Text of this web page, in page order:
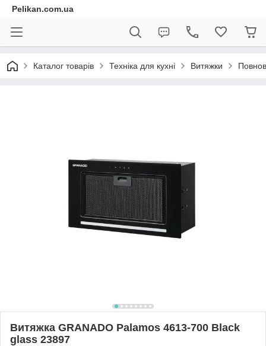
Pelikan.com.ua
Каталог товарів Техніка для кухні Витяжки
Витяжка GRANADO Palamos 4613-700 Black
glass 23897